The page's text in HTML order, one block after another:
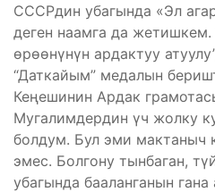
СССРдин убагында «Эл
деген наамга да жетишкем.
өрөөнүнүн ардактуу
“Даткайым” медалын
Кеңешинин Ардак
Мугалимдердин үч жолку
болдум. Бул эми мактаныч
эмес. Болгону тынбаган,
убагында бааланганын